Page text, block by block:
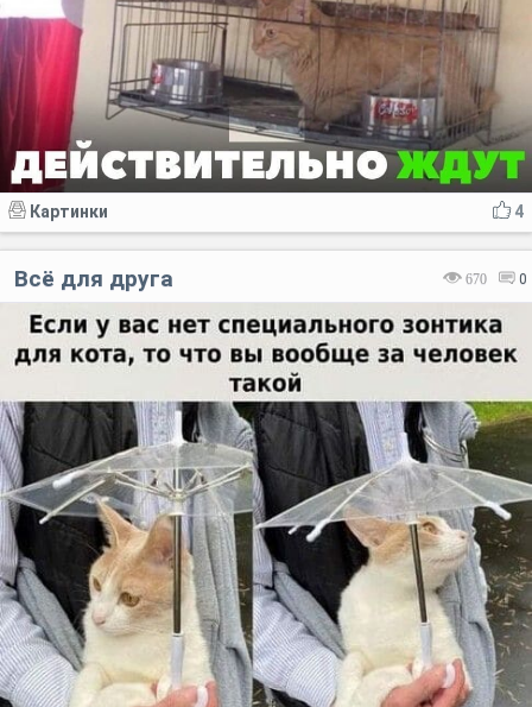
4
Картинки
670 0
Всё для друга